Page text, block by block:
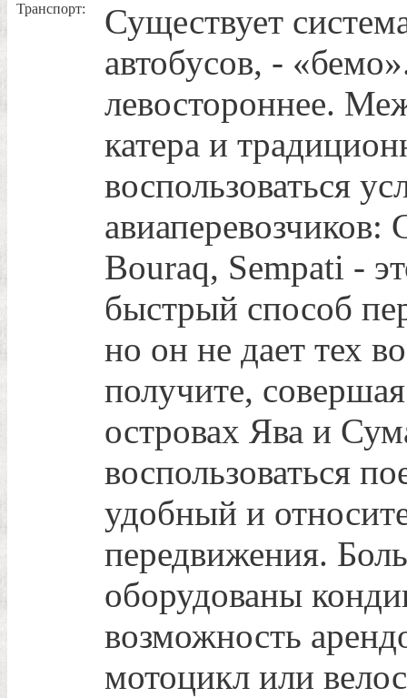
Транспорт:
Существует
автобусов, -
левостороннее.
катера и
воспользоваться
Bouraq, Sempati -
быстрый способ
но он не дает тех
получите,
островах Ява и
воспользоваться
удобный и
передвижения.
оборудованы
возможность
мотоцикл или